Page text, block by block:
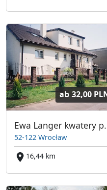
ab 32,00
Ewa
52-122 Wrocław
16,44 km